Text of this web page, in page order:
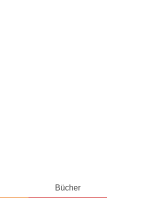
Bücher